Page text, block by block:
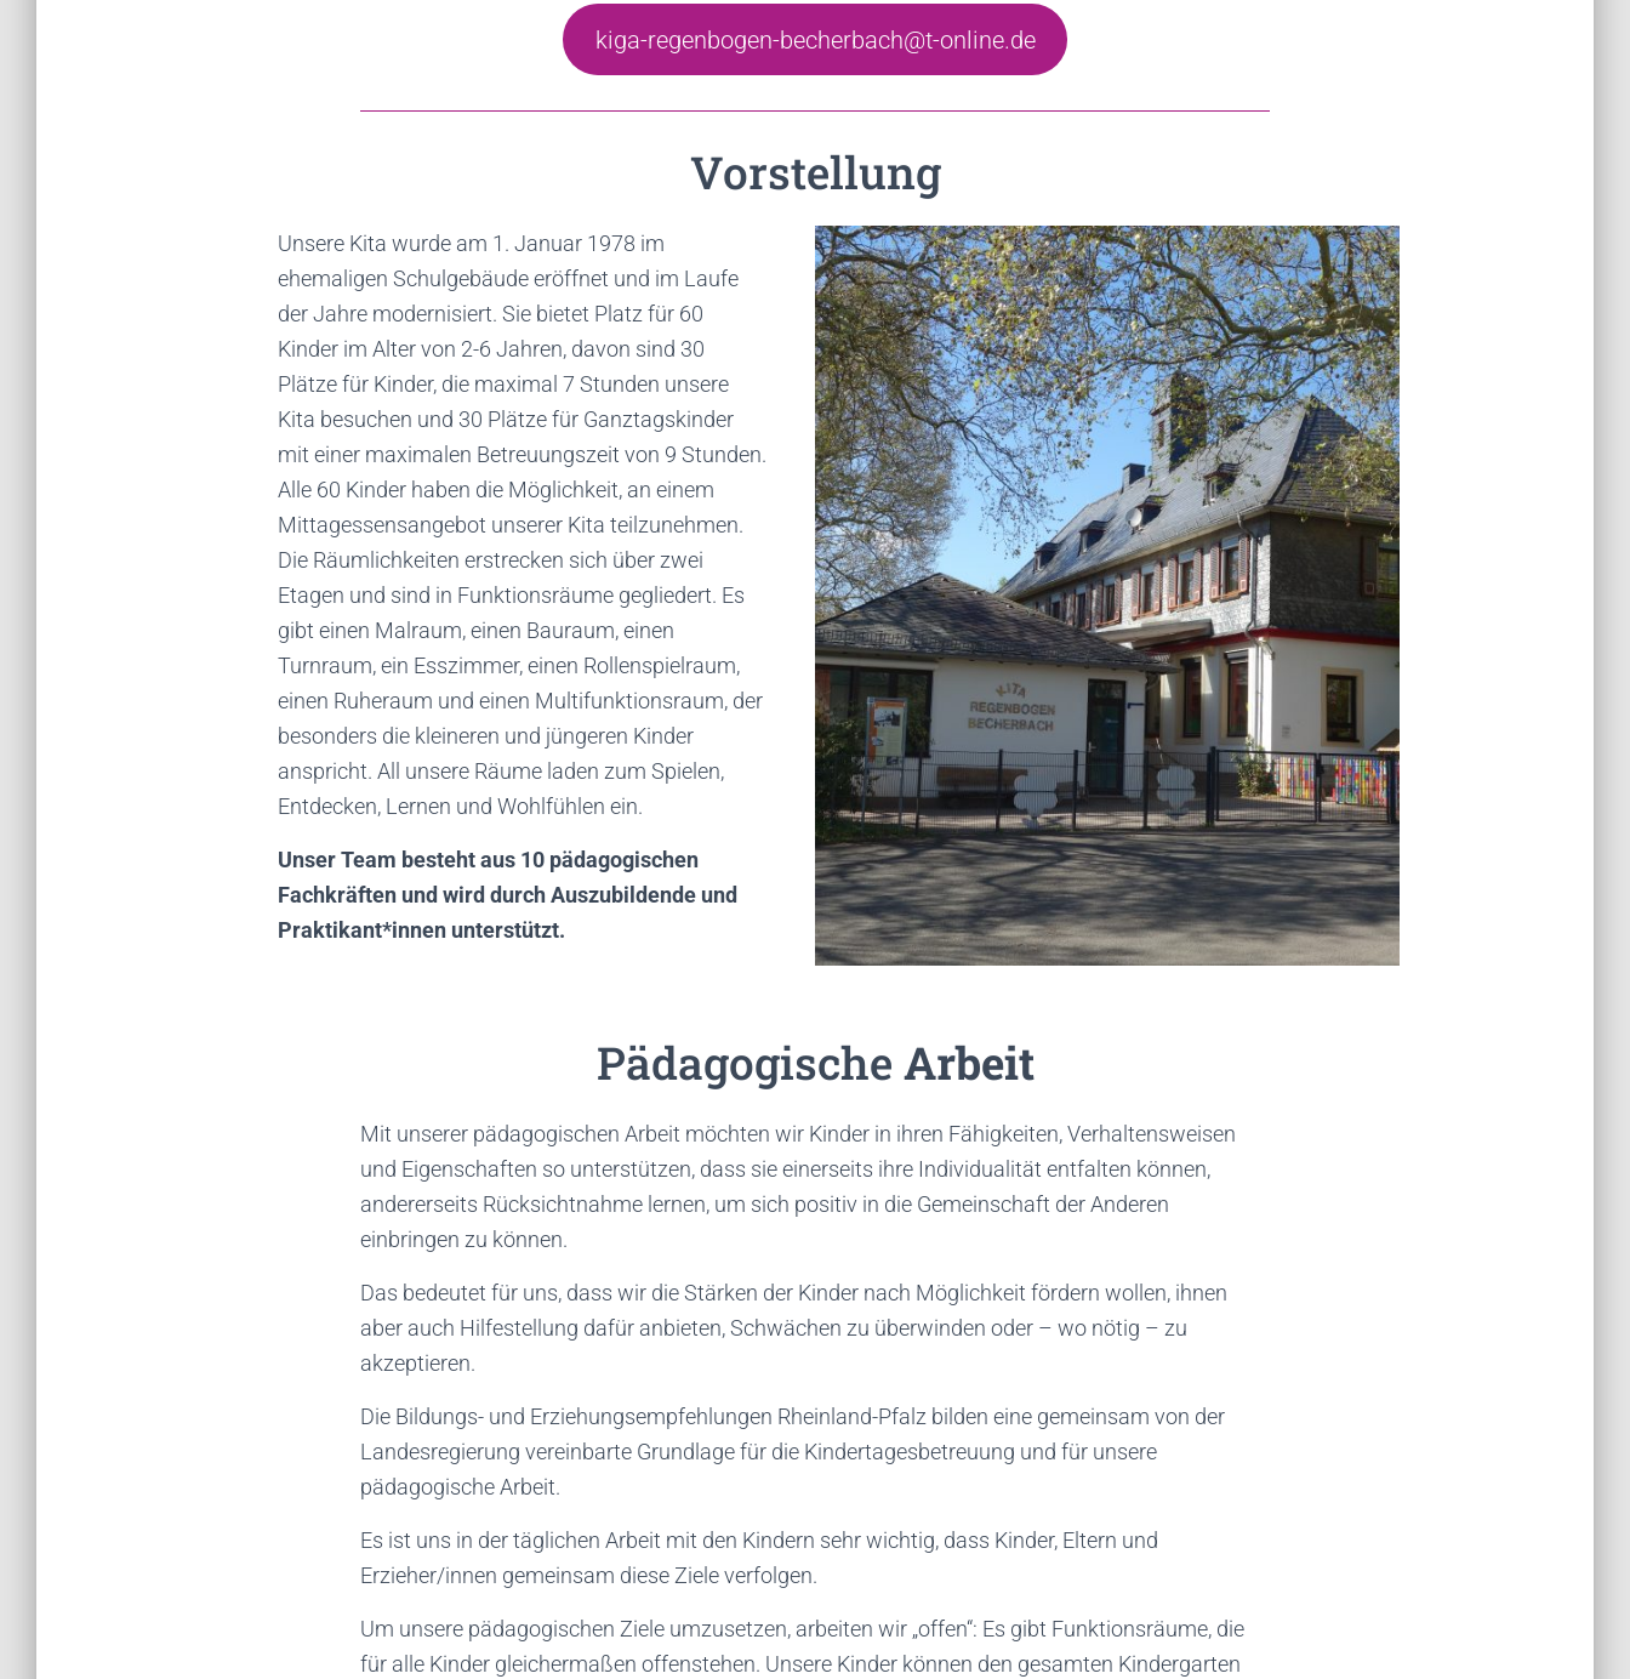
kiga-regenbogen-becherbach@t-online.de
Vorstellung
Unsere Kita wurde am 1. Januar 1978 im
ehemaligen Schulgebäude eröffnet und im Laufe
der Jahre modernisiert. Sie bietet Platz für 60
Kinder im Alter von 2-6 Jahren, davon sind 30
Plätze für Kinder, die maximal 7 Stunden unsere
Kita besuchen und 30 Plätze für Ganztagskinder
mit einer maximalen Betreuungszeit von 9 Stunden.
Alle 60 Kinder haben die Möglichkeit, an einem
Mittagessensangebot unserer Kita teilzunehmen.
Die Räumlichkeiten erstrecken sich über zwei
Etagen und sind in Funktionsräume gegliedert. Es
gibt einen Malraum, einen Bauraum, einen
Turnraum, ein Esszimmer, einen Rollenspielraum,
einen Ruheraum und einen Multifunktionsraum, der
besonders die kleineren und jüngeren Kinder
anspricht. All unsere Räume laden zum Spielen,
Entdecken, Lernen und Wohlfühlen ein.
Unser Team besteht aus 10 pädagogischen
Fachkräften und wird durch Auszubildende und
Praktikant*innen unterstützt.
Pädagogische Arbeit
Mit unserer pädagogischen Arbeit möchten wir Kinder in ihren Fähigkeiten, Verhaltensweisen
und Eigenschaften so unterstützen, dass sie einerseits ihre Individualität entfalten können,
andererseits Rücksichtnahme lernen, um sich positiv in die Gemeinschaft der Anderen
einbringen zu können.
Das bedeutet für uns, dass wir die Stärken der Kinder nach Möglichkeit fördern wollen, ihnen
aber auch Hilfestellung dafür anbieten, Schwächen zu überwinden oder – wo nötig – zu
akzeptieren.
Die Bildungs- und Erziehungsempfehlungen Rheinland-Pfalz bilden eine gemeinsam von der
Landesregierung vereinbarte Grundlage für die Kindertagesbetreuung und für unsere
pädagogische Arbeit.
Es ist uns in der täglichen Arbeit mit den Kindern sehr wichtig, dass Kinder, Eltern und
Erzieher/innen gemeinsam diese Ziele verfolgen.
Um unsere pädagogischen Ziele umzusetzen, arbeiten wir „offen“: Es gibt Funktionsräume, die
für alle Kinder gleichermaßen offenstehen. Unsere Kinder können den gesamten Kindergarten